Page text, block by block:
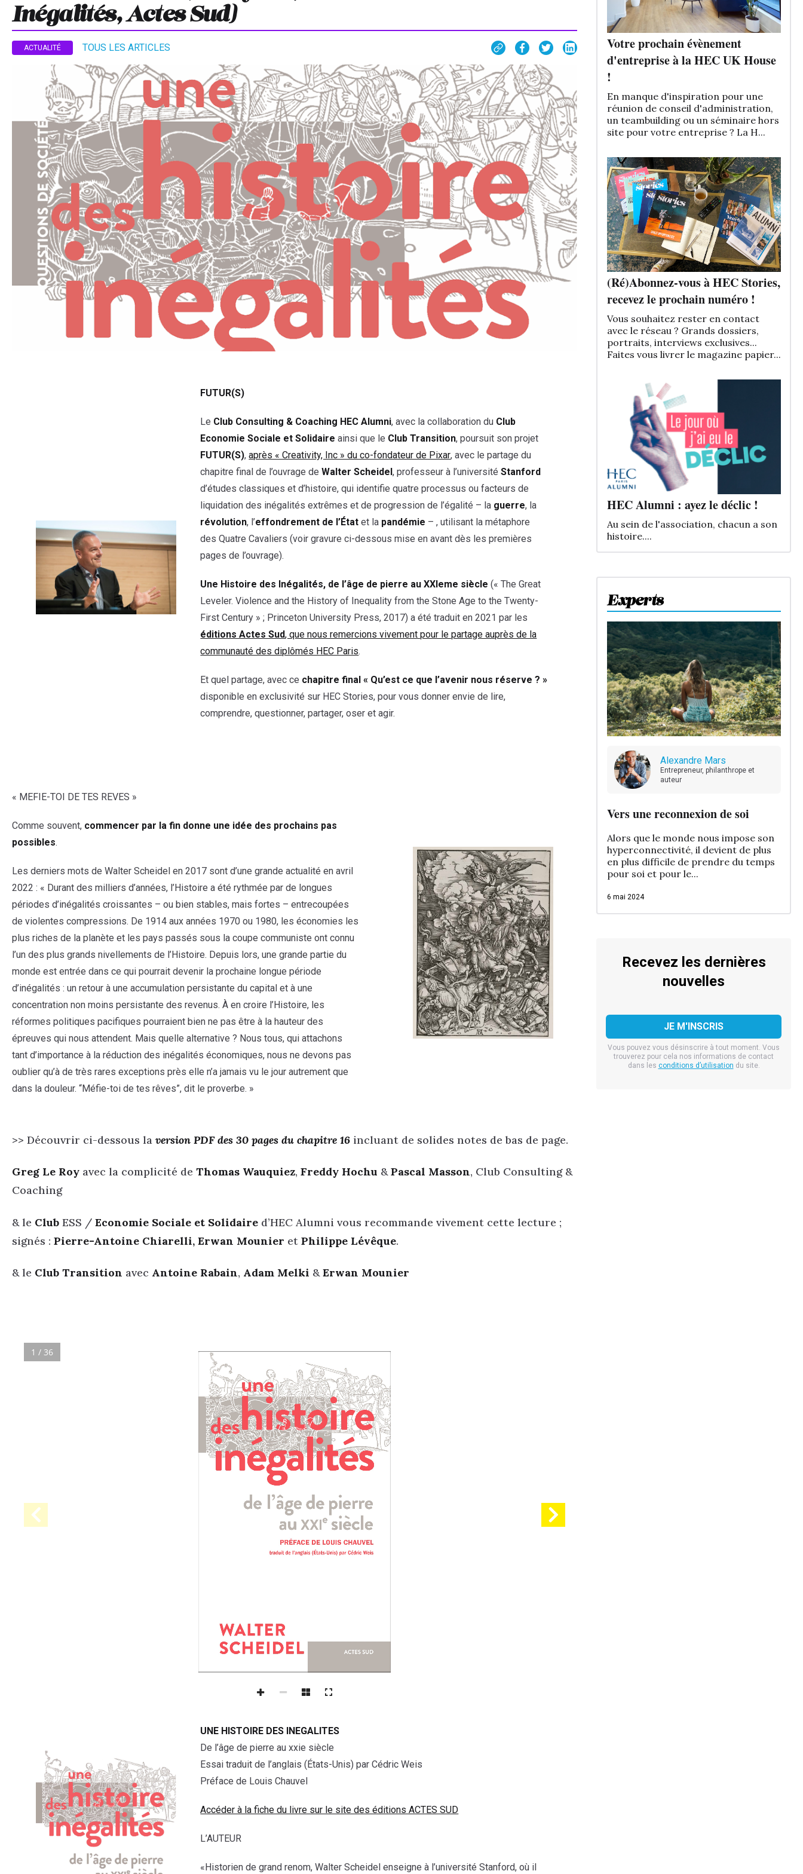
Inégalités, Actes Sud)
ACTUALITÉ TOUS LES ARTICLES
FUTUR(S)
Le Club Consulting & Coaching HEC Alumni, avec la collaboration du Club
Economie Sociale et Solidaire ainsi que le Club Transition, poursuit son projet
FUTUR(S),après « Creativity, Inc » du co-fondateur de Pixar, avec le partage du
chapitre final de l’ouvrage deWalter Scheidel, professeur à l’universitéStanford
d’études classiques et d’histoire, qui identifie quatre processus ou facteurs de
liquidation des inégalités extrêmes et de progression de l’égalité – la guerre, la
révolution, l’effondrement de l’État et la pandémie – , utilisant la métaphore
des Quatre Cavaliers (voir gravure ci-dessous mise en avant dès les premières
pages de l’ouvrage).
Une Histoire des Inégalités, de l’âge de pierre au XXIeme siècle (« The Great
Leveler. Violence and the History of Inequality from the Stone Age to the Twenty-
First Century » ; Princeton University Press, 2017) a été traduit en 2021 par les
éditions Actes Sud, que nous remercions vivement pour le partage auprès de la
communauté des diplômés HEC Paris.
Et quel partage, avec ce chapitre final « Qu’est ce que l’avenir nous réserve ? »
disponible en exclusivité sur HEC Stories, pour vous donner envie de lire,
comprendre, questionner, partager, oser et agir.
« MEFIE-TOI DE TES REVES »
Comme souvent, commencer par la fin donne une idée des prochains pas
possibles.
Les derniers mots de Walter Scheidel en 2017 sont d’une grande actualité en avril
2022 : « Durant des milliers d’années, l’Histoire a été rythmée par de longues
périodes d’inégalités croissantes – ou bien stables, mais fortes – entrecoupées
de violentes compressions. De 1914 aux années 1970 ou 1980, les économies les
plus riches de la planète et les pays passés sous la coupe communiste ont connu
l’un des plus grands nivellements de l’Histoire. Depuis lors, une grande partie du
monde est entrée dans ce qui pourrait devenir la prochaine longue période
d’inégalités : un retour à une accumulation persistante du capital et à une
concentration non moins persistante des revenus. À en croire l’Histoire, les
réformes politiques pacifiques pourraient bien ne pas être à la hauteur des
épreuves qui nous attendent. Mais quelle alternative ? Nous tous, qui attachons
tant d’importance à la réduction des inégalités économiques, nous ne devons pas
oublier qu’à de très rares exceptions près elle n’a jamais vu le jour autrement que
dans la douleur. “Méfie-toi de tes rêves”, dit le proverbe. »
>> Découvrir ci-dessous la version PDF des 30 pages du chapitre 16 incluant de solides notes de bas de page.
Greg Le Roy avec la complicité de Thomas Wauquiez, Freddy Hochu &Pascal Masson, Club Consulting &
Coaching
& le Club ESS / Economie Sociale et Solidaire d’HEC Alumni vous recommande vivement cette lecture ;
signés : Pierre-Antoine Chiarelli, Erwan Mounier et Philippe Lévêque.
& le Club Transition avec Antoine Rabain, Adam Melki &Erwan Mounier
1 / 36
UNE HISTOIRE DES INEGALITES
De l’âge de pierre au xxie siècle
Essai traduit de l’anglais (États-Unis) par Cédric Weis
Préface de Louis Chauvel
Accéder à la fiche du livre sur le site des éditions ACTES SUD
L’AUTEUR
«Historien de grand renom, Walter Scheidel enseigne à l’université Stanford, où il
Experts
Alexandre Mars
Entrepreneur, philanthrope et
auteur
Vers une reconnexion de soi
Alors que le monde nous impose son
hyperconnectivité, il devient de plus
en plus difficile de prendre du temps
pour soi et pour le...
6 mai 2024
Recevez les dernières
nouvelles
Vous pouvez vous désinscrire à tout moment. Vous
trouverez pour cela nos informations de contact
dans les conditions d’utilisation du site.
Votre prochain évènement
d'entreprise à la HEC UK House
!
En manque d'inspiration pour une
réunion de conseil d'administration,
un teambuilding ou un séminaire hors
site pour votre entreprise ? La H...
(Ré)Abonnez-vous à HEC Stories,
recevez le prochain numéro !
Vous souhaitez rester en contact
avec le réseau ? Grands dossiers,
portraits, interviews exclusives...
Faites vous livrer le magazine papier...
HEC Alumni : ayez le déclic !
Au sein de l'association, chacun a son
histoire....